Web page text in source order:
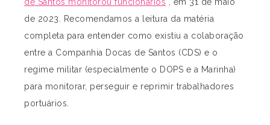
de 2023. Recomendamos a leitura da matéria
completa para entender como existiu a colaboração
entre a Companhia Docas de Santos (CDS) e o
regime militar (especialmente o DOPS e a Marinha)
para monitorar, perseguir e reprimir trabalhadores
portuários.